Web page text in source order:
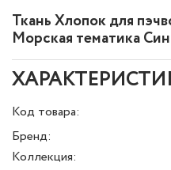
Ткань Хлопок для
Морская тематика
Код товара:
Бренд:
Коллекция: